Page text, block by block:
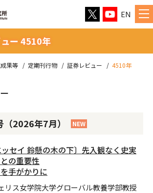
EN
果等 定期刊行物 証券レビュー 4510年
ー 4510年
2026年7月） NEW
ッセイ 鈴懸の木の下〕先入観なく史実
の重要性
手がかりに
ス女学院大学グローバル教養学部教授